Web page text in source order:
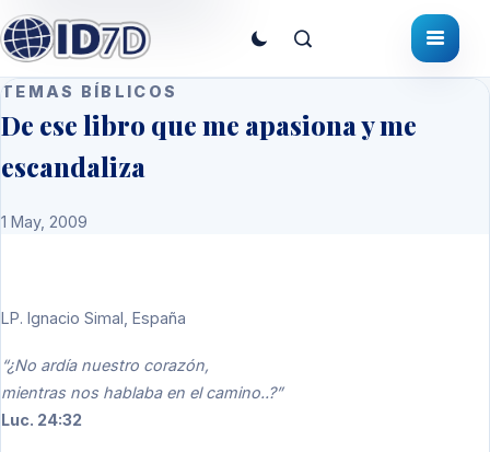
TEMAS BÍBLICOS
De ese libro que me apasiona y me
escandaliza
1 May, 2009
LP. Ignacio Simal, España
“¿No ardía nuestro corazón,
mientras nos hablaba en el camino..?”
Luc. 24:32